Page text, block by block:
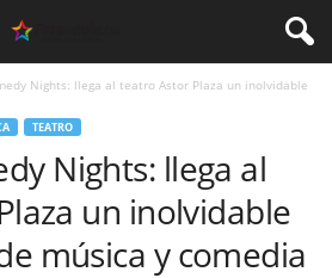
Nights: llega al teatro Astor Plaza un inolvidable
TEATRO
Nights: llega al
un inolvidable
música y comedia